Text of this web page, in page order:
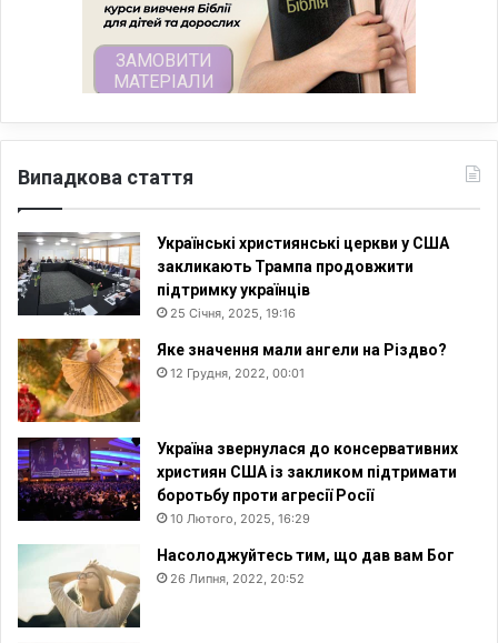
Випадкова стаття
Українські християнські церкви у США
закликають Трампа продовжити
підтримку українців
25 Січня, 2025, 19:16
Яке значення мали ангели на Різдво?
12 Грудня, 2022, 00:01
Україна звернулася до консервативних
християн США із закликом підтримати
боротьбу проти агресії Росії
10 Лютого, 2025, 16:29
Насолоджуйтесь тим, що дав вам Бог
26 Липня, 2022, 20:52